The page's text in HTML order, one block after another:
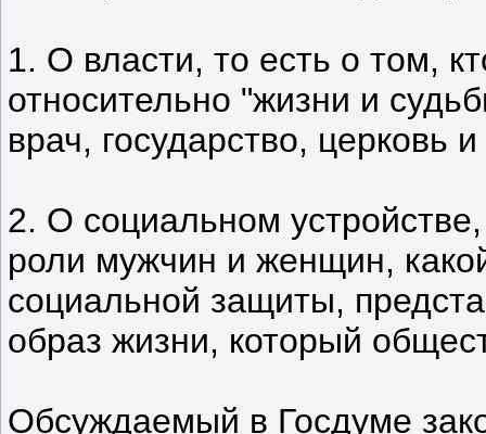
1. О власти, то есть о том,
относительно "жизни и
врач, государство, церковь и
2. О социальном
роли мужчин и женщин,
социальной защиты,
образ жизни, который
Обсуждаемый в Госдуме